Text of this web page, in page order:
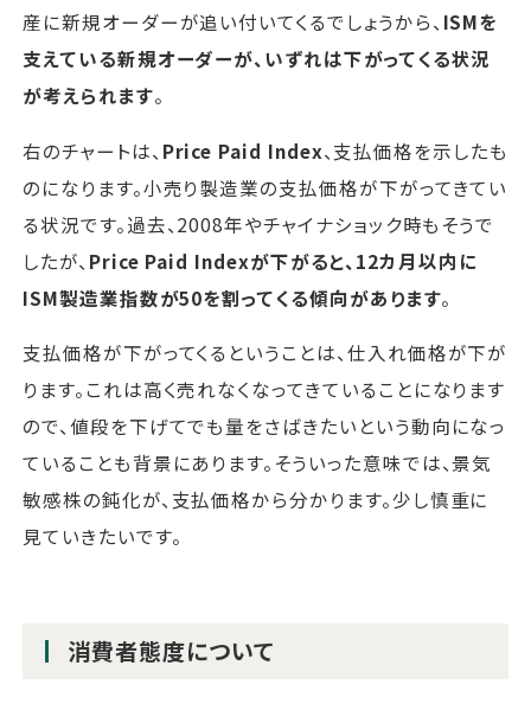
産に新規オーダーが追い付いてくるでしょうから、 ISMを
支えている新規オーダーが、いずれは下がってくる状況
が考えられます。
右のチャートは、 Price Paid Index、支払価格を示したも
のになります。小売り製造業の支払価格が下がってきてい
る状況です。過去、2008年やチャイナショック時もそうで
したが、 Price Paid Indexが下がると、12カ月以内に
ISM製造業指数が50を割ってくる傾向があります。
支払価格が下がってくるということは、仕入れ価格が下が
ります。これは高く売れなくなってきていることになります
ので、値段を下げてでも量をさばきたいという動向になっ
ていることも背景にあります。そういった意味では、景気
敏感株の鈍化が、支払価格から分かります。少し慎重に
見ていきたいです。
消費者態度について